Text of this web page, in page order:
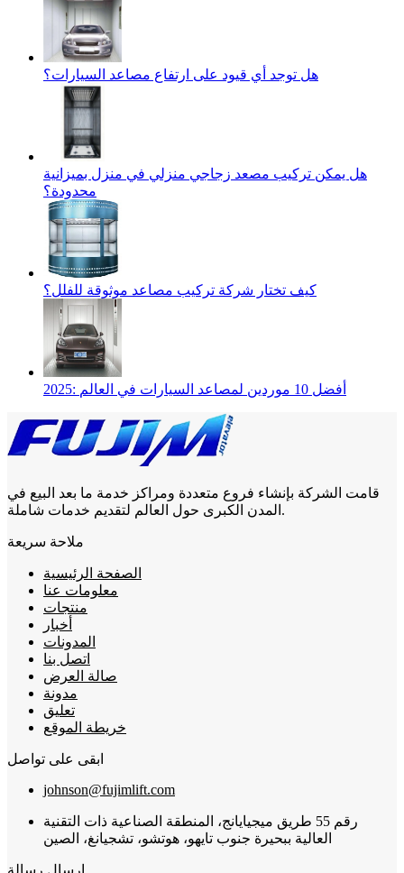
هل توجد أي قيود على ارتفاع مصاعد السيارات؟
هل يمكن تركيب مصعد زجاجي منزلي في منزل بميزانية
محدودة؟
كيف تختار شركة تركيب مصاعد موثوقة للفلل؟
2025: أفضل 10 موردين لمصاعد السيارات في العالم
قامت الشركة بإنشاء فروع متعددة ومراكز خدمة ما بعد البيع في
المدن الكبرى حول العالم لتقديم خدمات شاملة.
ملاحة سريعة
الصفحة الرئيسية
معلومات عنا
منتجات
أخبار
المدونات
اتصل بنا
صالة العرض
مدونة
تعليق
خريطة الموقع
ابقى على تواصل
johnson@fujimlift.com
رقم 55 طريق ميجيايانج، المنطقة الصناعية ذات التقنية
العالية ببحيرة جنوب تايهو، هوتشو، تشجيانغ، الصين